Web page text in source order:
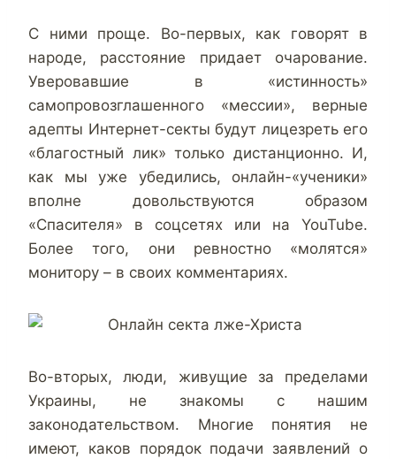
С ними проще. Во-первых, как говорят в
народе, расстояние придает очарование.
Уверовавшие в «истинность»
самопровозглашенного «мессии», верные
адепты Интернет-секты будут лицезреть его
«благостный лик» только дистанционно. И,
как мы уже убедились, онлайн-«ученики»
вполне довольствуются образом
«Спасителя» в соцсетях или на YouTube.
Более того, они ревностно «молятся»
монитору – в своих комментариях.
Во-вторых, люди, живущие за пределами
Украины, не знакомы с нашим
законодательством. Многие понятия не
имеют, каков порядок подачи заявлений о